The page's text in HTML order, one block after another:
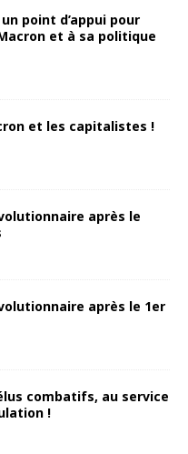
point d’appui pour
et à sa politique
et les capitalistes !
après le
après le 1er
combatifs, au service
!